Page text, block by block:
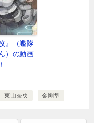
』（艦隊
）の動画
東山奈央 金剛型